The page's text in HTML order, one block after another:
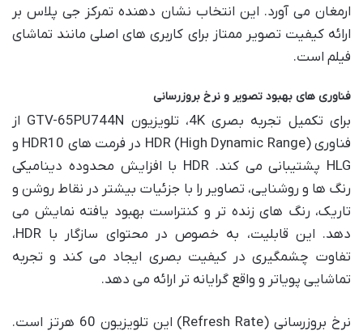
ارمغان می آورد. این انتخاب نشان دهنده تمرکز جی پلاس بر
ارائه کیفیت تصویر ممتاز برای کاربری های اصلی مانند تماشای
فیلم است.
فناوری های بهبود تصویر و نرخ بروزرسانی
برای تکمیل تجربه بصری 4K، تلویزیون GTV-65PU744N از
فناوری HDR (High Dynamic Range) در فرمت های HDR10 و
HLG پشتیبانی می کند. HDR با افزایش محدوده دینامیکی
رنگ ها و روشنایی، تصاویر را با جزئیات بیشتر در نقاط روشن و
تاریک، رنگ های زنده تر و کنتراست بهبود یافته نمایش می
دهد. این قابلیت، به خصوص در محتوای سازگار با HDR،
تفاوت چشمگیری در کیفیت بصری ایجاد می کند و تجربه
تماشایی پویاتر و واقع گرایانه تر ارائه می دهد.
نرخ بروزرسانی (Refresh Rate) این تلویزیون 60 هرتز است.